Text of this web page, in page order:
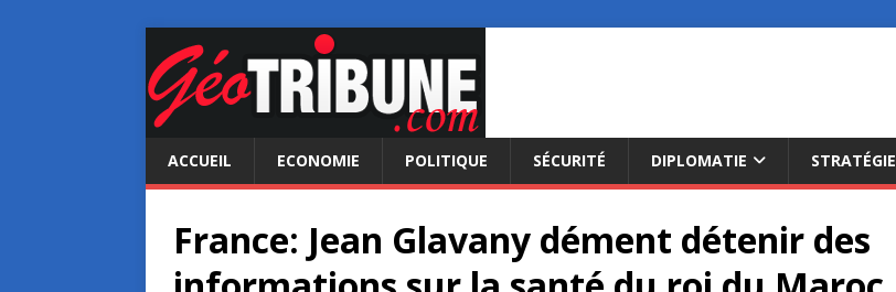
ACCUEIL ECONOMIE POLITIQUE SÉCURITÉ DIPLOMATIE STRATÉGIE
France: Jean Glavany dément détenir des